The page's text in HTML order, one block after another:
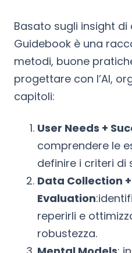
Basato sugli insight
Guidebook è una
metodi, buone
progettare con l’AI,
capitoli:
User Needs +
comprendere le
definire i criteri di
Data Collection +
Evaluation
reperirli e
robustezza.